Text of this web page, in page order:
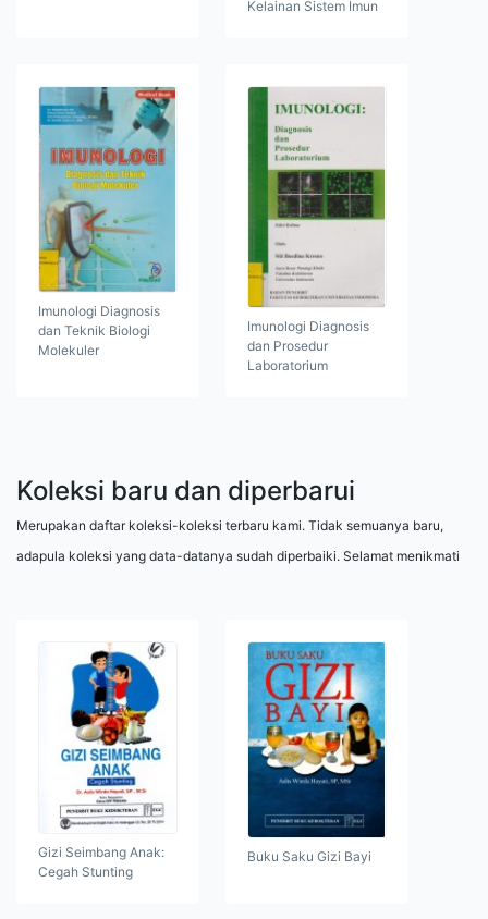
Kelainan Sistem Imun
Imunologi Diagnosis
dan Teknik Biologi
Molekuler
Imunologi Diagnosis
dan Prosedur
Laboratorium
Koleksi baru dan diperbarui
Merupakan daftar koleksi-koleksi terbaru kami. Tidak semuanya baru,
adapula koleksi yang data-datanya sudah diperbaiki. Selamat menikmati
Gizi Seimbang Anak:
Cegah Stunting
Buku Saku Gizi Bayi